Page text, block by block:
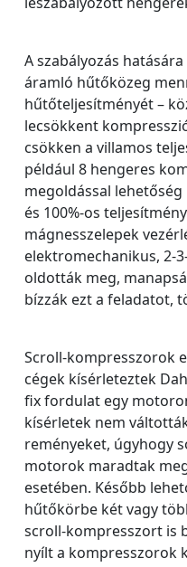
A szabályozás
áramló hűtőközeg
hűtőteljesítményét –
lecsökkent
csökken a villamos
például 8 hengeres
megoldással
és 100%-os
mágnesszelepek
elektromechanikus, 2-
oldották meg,
bízzák ezt a feladatot,
Scroll-kompresszorok
cégek kísérleteztek
fix fordulat egy
kísérletek nem
reményeket, úgyhogy
motorok maradtak
esetében. Később
hűtőkörbe két vagy
scroll-kompresszort is
nyílt a kompresszorok